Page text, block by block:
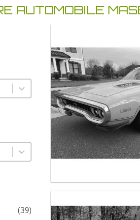
AUTOMOBILE
(39)